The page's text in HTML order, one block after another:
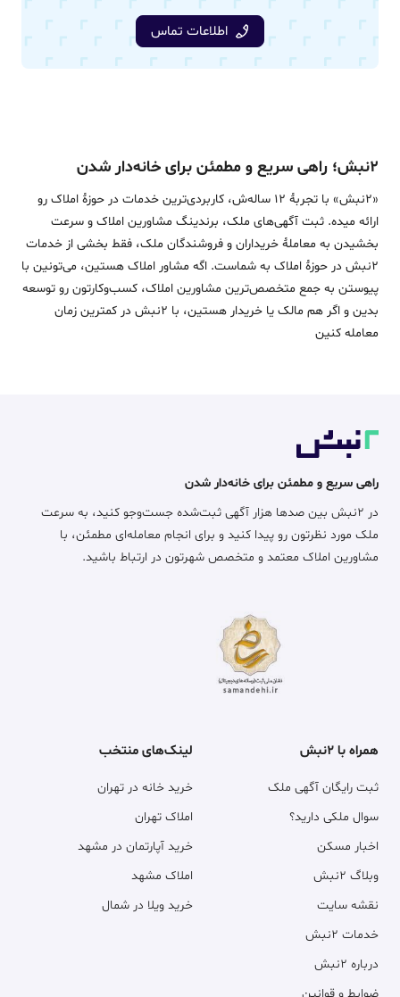
اطلاعات تماس
۲نبش؛ راهی سریع و مطمئن برای خانه‌دار شدن
«2نبش» با تجربۀ 12 ساله‌ش، کاربردی‌ترین خدمات در حوزۀ املاک رو
ارائه میده. ثبت آگهی‌های ملک، برندینگ مشاورین املاک و سرعت
بخشیدن به معاملۀ خریداران و فروشندگان ملک، فقط بخشی از خدمات
2نبش در حوزۀ املاک به شماست. اگه مشاور املاک هستین، می‌تونین با
پیوستن به جمع متخصص‌ترین مشاورین املاک، کسب‌وکارتون رو توسعه
بدین و اگر هم مالک یا خریدار هستین، با 2نبش در کمترین زمان
معامله‌ کنین
راهی سریع و مطمئن برای خانه‌دار شدن
در ۲نبش بین صدها هزار آگهی ثبت‌شده جست‌وجو کنید، به سرعت
ملک مورد نظرتون رو پیدا کنید و برای انجام معامله‌ای مطمئن، با
مشاورین املاک معتمد و متخصص شهرتون در ارتباط باشید.
همراه با ۲نبش
ثبت رایگان آگهی ملک
سوال ملکی دارید؟
اخبار مسکن
وبلاگ ۲نبش
نقشه سایت
خدمات ۲نبش
درباره ۲نبش
ضوابط و قوانین
لینک‌های منتخب
خرید خانه در تهران
املاک تهران
خرید آپارتمان در مشهد
املاک مشهد
خرید ویلا در شمال